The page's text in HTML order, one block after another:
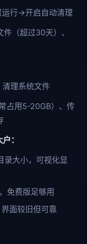
行→开启自动清理
（超过30天）、
理系统文件
占用5-20GB）、传
：
录大小，可视化显
免费版足够用
面较旧但可靠